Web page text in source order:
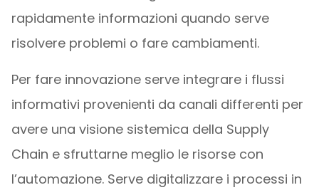
rapidamente informazioni quando serve
risolvere problemi o fare cambiamenti.
Per fare innovazione serve integrare i flussi
informativi provenienti da canali differenti per
avere una visione sistemica della Supply
Chain e sfruttarne meglio le risorse con
l’automazione. Serve digitalizzare i processi in